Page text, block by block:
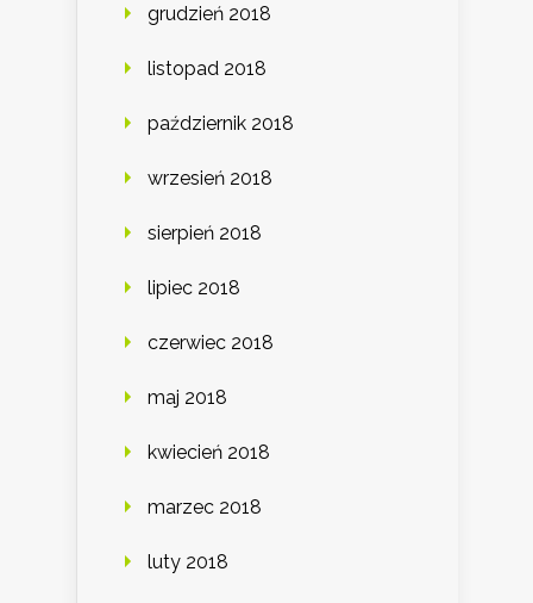
grudzień 2018
listopad 2018
październik 2018
wrzesień 2018
sierpień 2018
lipiec 2018
czerwiec 2018
maj 2018
kwiecień 2018
marzec 2018
luty 2018